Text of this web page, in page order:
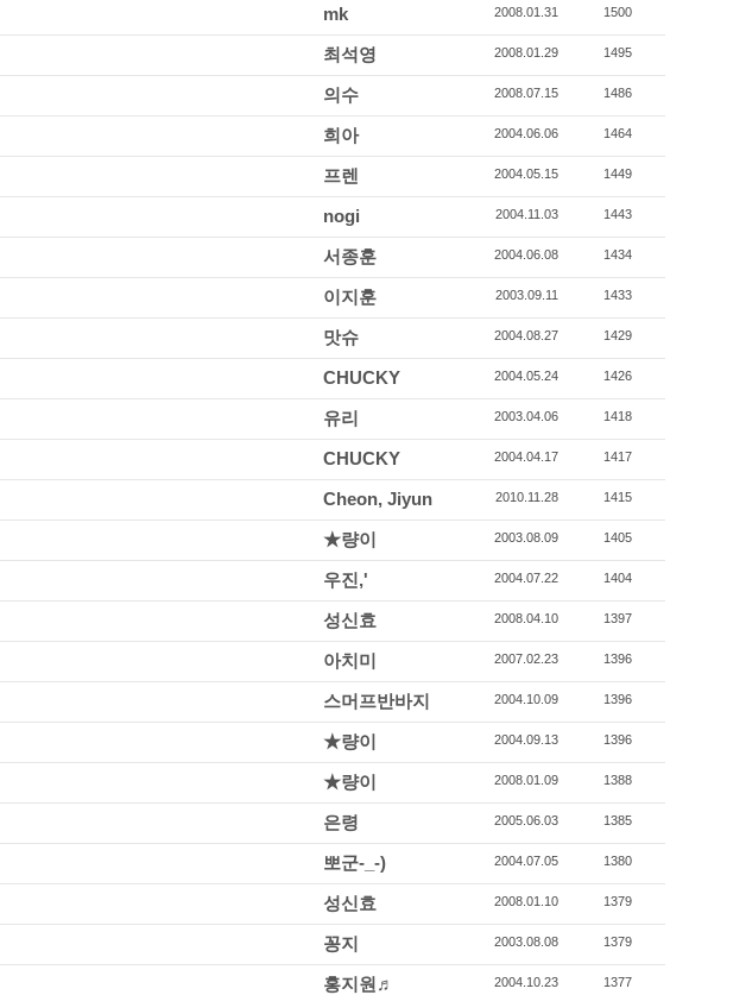
mk 2008.01.31 1500
최석영 2008.01.29 1495
의수 2008.07.15 1486
희아 2004.06.06 1464
프렌 2004.05.15 1449
nogi 2004.11.03 1443
서종훈 2004.06.08 1434
이지훈 2003.09.11 1433
맛슈 2004.08.27 1429
CHUCKY 2004.05.24 1426
유리 2003.04.06 1418
CHUCKY 2004.04.17 1417
Cheon, Jiyun 2010.11.28 1415
★량이 2003.08.09 1405
우진,' 2004.07.22 1404
성신효 2008.04.10 1397
아치미 2007.02.23 1396
스머프반바지 2004.10.09 1396
★량이 2004.09.13 1396
★량이 2008.01.09 1388
은령 2005.06.03 1385
뽀군-_-) 2004.07.05 1380
성신효 2008.01.10 1379
꽁지 2003.08.08 1379
홍지원♬ 2004.10.23 1377